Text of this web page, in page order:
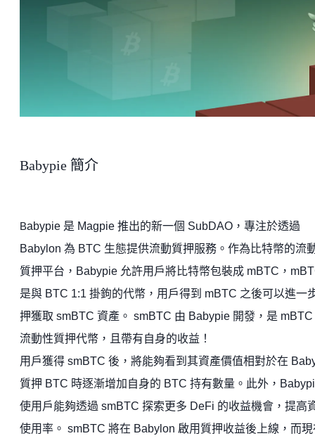
Babypie 簡介
Babypie 是 Magpie 推出的新一個 SubDAO，專注於透過
Babylon 為 BTC 生態提供流動質押服務。作為比特幣的流
質押平台，Babypie 允許用戶將比特幣包裝成 mBTC，
是與 BTC 1:1 掛鉤的代幣，用戶得到 mBTC 之後可以進一
押獲取 smBTC 資產。 smBTC 由 Babypie 開發，是 mBTC
流動性質押代幣，且帶有自身的收益！
用戶獲得 smBTC 後，將能夠看到其資產價值相對於在
質押 BTC 時逐漸增加自身的 BTC 持有數量。此外，
使用戶能夠透過 smBTC 探索更多 DeFi 的收益機會，提高
使用率。 smBTC 將在 Babylon 啟用質押收益後上線，而現